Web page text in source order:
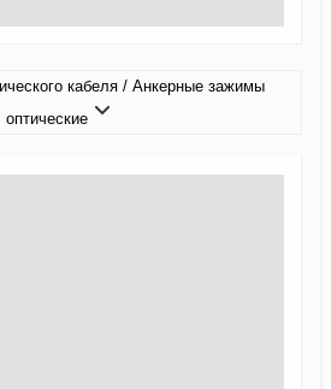
кабеля / Анкерные зажимы
оптические